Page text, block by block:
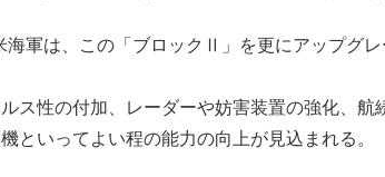
海軍は、この「ブロックⅡ」を更にアップグ
ス性の付加、レーダーや妨害装置の強化、
といってよい程の能力の向上が見込まれる。